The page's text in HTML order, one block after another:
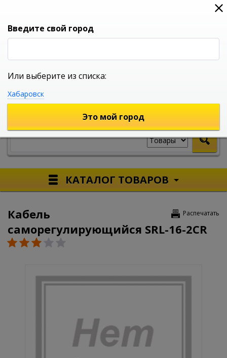
0
УНИВЕРСАЛЬНЫЙ ИНТЕРНЕТ МАГАЗИН
КАТАЛОГ ТОВАРОВ
Распечатать
Кабель
саморегулирующийся SRL-16-2CR
Введите свой город
Или выберите из списка:
Хабаровск
Это мой город